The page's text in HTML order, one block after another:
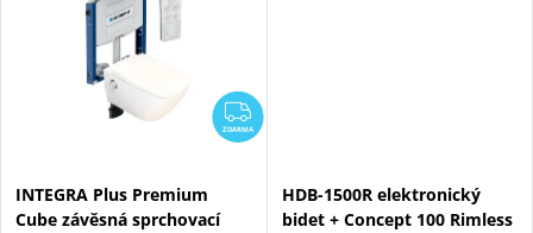
ZDARMA
ZDARMA
INTEGRA Plus Premium
Cube závěsná sprchovací
HDB-1500R elektronický
bidet + Concept 100 Rimless